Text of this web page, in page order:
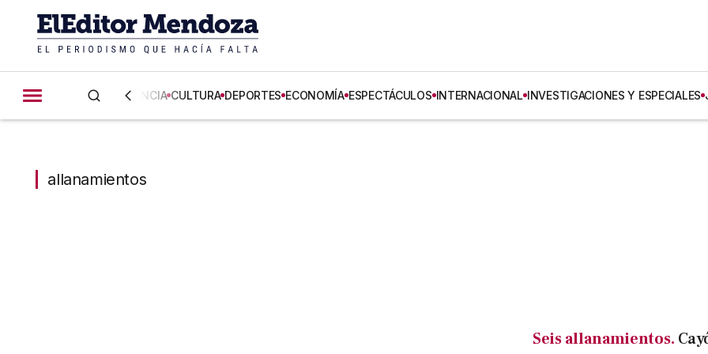
CIENCIA CULTURA DEPORTES ECONOMÍA ESPECTÁCULOS INTERNACIONAL INVESTIGACIONES Y ESPECIALES
allanamientos
Seis allanamientos.